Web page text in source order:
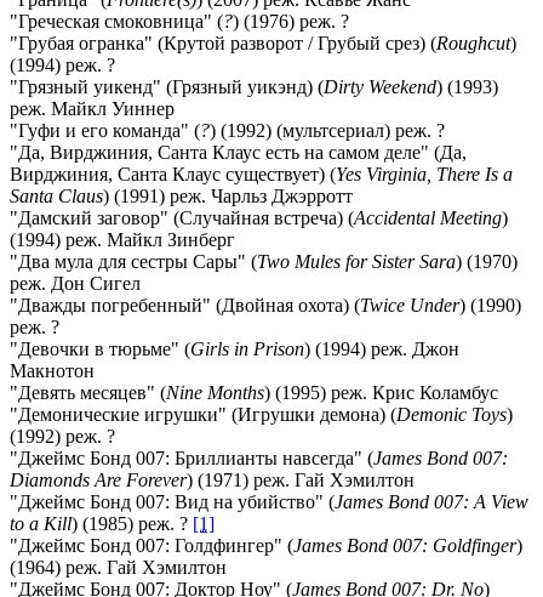
"Греческая смоковница" (?) (1976) реж. ?
"Грубая огранка" (Крутой разворот / Грубый срез) (Roughcut)
(1994) реж. ?
"Грязный уикенд" (Грязный уикэнд) (Dirty Weekend) (1993)
реж. Майкл Уиннер
"Гуфи и его команда" (?) (1992) (мультсериал) реж. ?
"Да, Вирджиния, Санта Клаус есть на самом деле" (Да,
Вирджиния, Санта Клаус существует) (Yes Virginia, There Is a
Santa Claus) (1991) реж. Чарльз Джэрротт
"Дамский заговор" (Случайная встреча) (Accidental Meeting)
(1994) реж. Майкл Зинберг
"Два мула для сестры Сары" (Two Mules for Sister Sara) (1970)
реж. Дон Сигел
"Дважды погребенный" (Двойная охота) (Twice Under) (1990)
реж. ?
"Девочки в тюрьме" (Girls in Prison) (1994) реж. Джон
Макнотон
"Девять месяцев" (Nine Months) (1995) реж. Крис Коламбус
"Демонические игрушки" (Игрушки демона) (Demonic Toys)
(1992) реж. ?
"Джеймс Бонд 007: Бриллианты навсегда" (James Bond 007:
Diamonds Are Forever) (1971) реж. Гай Хэмилтон
"Джеймс Бонд 007: Вид на убийство" (James Bond 007: A View
to a Kill) (1985) реж. ? [1]
"Джеймс Бонд 007: Голдфингер" (James Bond 007: Goldfinger)
(1964) реж. Гай Хэмилтон
"Джеймс Бонд 007: Доктор Ноу" (James Bond 007: Dr. No)